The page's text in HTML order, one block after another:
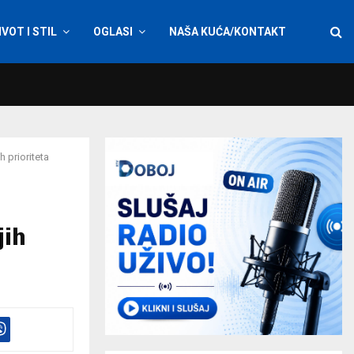
I STIL OGLASI NAŠA KUĆA/KONTAKT
prioriteta